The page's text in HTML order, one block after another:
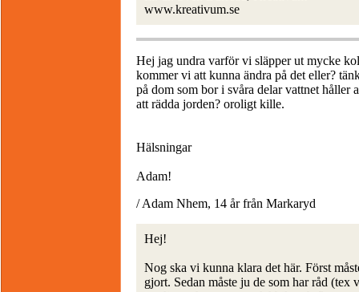
www.kreativum.se
Hej jag undra varför vi släpper ut mycke
kommer vi att kunna ändra på det eller?
på dom som bor i svåra delar vattnet
att rädda jorden? oroligt kille.
Hälsningar
Adam!
/ Adam Nhem, 14 år från Markaryd
Hej!
Nog ska vi kunna klara det här. Först
gjort. Sedan måste ju de som har råd